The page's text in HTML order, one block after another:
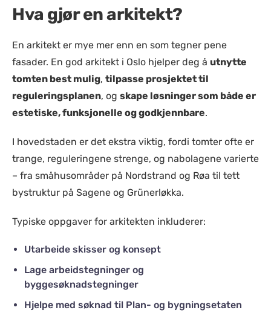
Hva gjør en arkitekt?
En arkitekt er mye mer enn en som tegner pene
fasader. En god arkitekt i Oslo hjelper deg å utnytte
tomten best mulig, tilpasse prosjektet til
reguleringsplanen, og skape løsninger som både er
estetiske, funksjonelle og godkjennbare.
I hovedstaden er det ekstra viktig, fordi tomter ofte er
trange, reguleringene strenge, og nabolagene varierte
– fra småhusområder på Nordstrand og Røa til tett
bystruktur på Sagene og Grünerløkka.
Typiske oppgaver for arkitekten inkluderer:
Utarbeide skisser og konsept
Lage arbeidstegninger og
byggesøknadstegninger
Hjelpe med søknad til Plan- og bygningsetaten